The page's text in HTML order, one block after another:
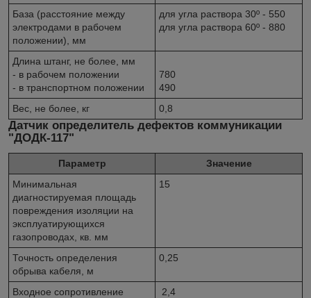
База (расстояние между
электродами в рабочем
положении), мм
для угла раствора 30º - 550
для угла раствора 60º - 880
Длина штанг, не более, мм
- в рабочем положении
- в транспортном положении
780
490
Вес, не более, кг
0,8
Датчик определитель дефектов коммуникации
"ДОДК-117"
Параметр
Значение
Минимальная
диагностируемая площадь
повреждения изоляции на
эксплуатирующихся
газопроводах, кв. мм
15
Точность определения
обрыва кабеля, м
0,25
Входное сопротивление
2,4